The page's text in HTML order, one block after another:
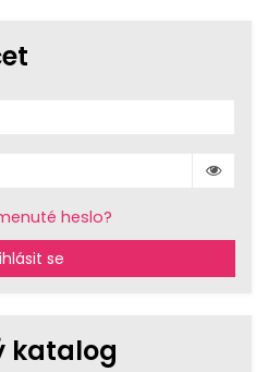
heslo?
se
katalog